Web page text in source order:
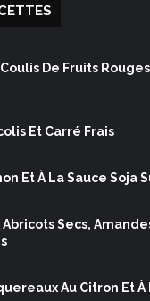
De Fruits
Et Carré Frais
Et À La Sauce Soja
Abricots Secs,
Au Citron Et À